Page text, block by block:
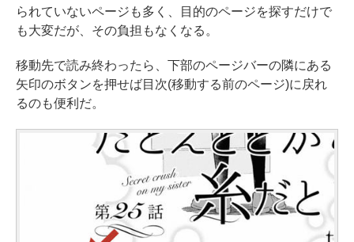
られていないページも多く、目的のページを探すだけで
も大変だが、その負担もなくなる。
移動先で読み終わったら、下部のページバーの隣にある
矢印のボタンを押せば目次(移動する前のページ)に戻れ
るのも便利だ。